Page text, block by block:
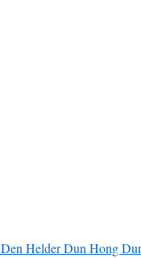
Den HelderDun Hong